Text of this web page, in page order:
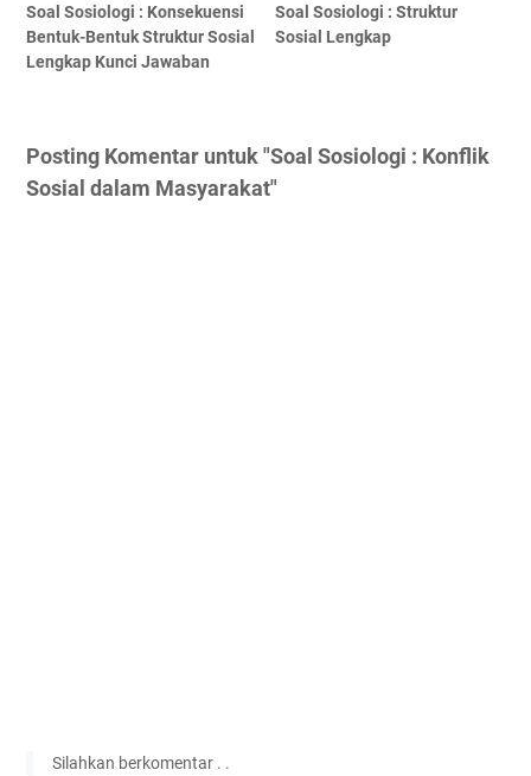
Soal Sosiologi : Konsekuensi
Bentuk-Bentuk Struktur Sosial
Lengkap Kunci Jawaban
Soal Sosiologi : Struktur
Sosial Lengkap
Posting Komentar untuk "Soal Sosiologi : Konflik
Sosial dalam Masyarakat"
Silahkan berkomentar . .